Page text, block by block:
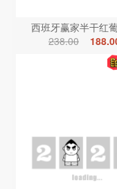
西班牙赢家半干红
238.00